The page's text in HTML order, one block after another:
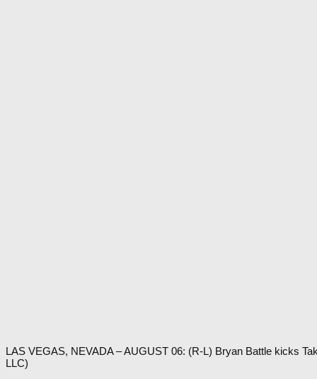
LAS VEGAS, NEVADA – AUGUST 06: (R-L) Bryan Battle kicks
LLC)